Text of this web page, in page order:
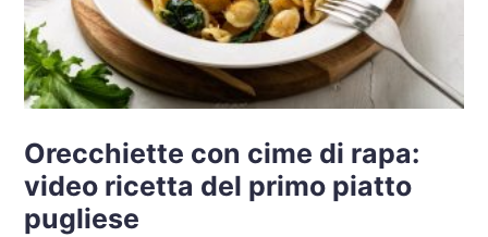
Orecchiette con cime di rapa:
video ricetta del primo piatto
pugliese